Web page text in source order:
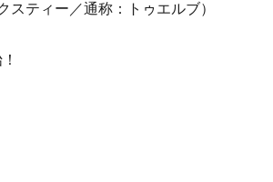
ティー／通称：トゥエルブ）